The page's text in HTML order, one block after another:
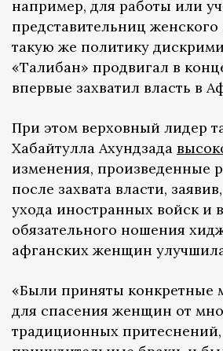
например, для работы или
представительниц
такую же политику
«Талибан» продвигал в
впервые захватил власть в
При этом верховный лидер
Хабайтулла Ахундзада
изменения, произведенные
после захвата власти,
ухода иностранных войск и
обязательного ношения
афганских женщин
«Были приняты конкретные
для спасения женщин от
традиционных